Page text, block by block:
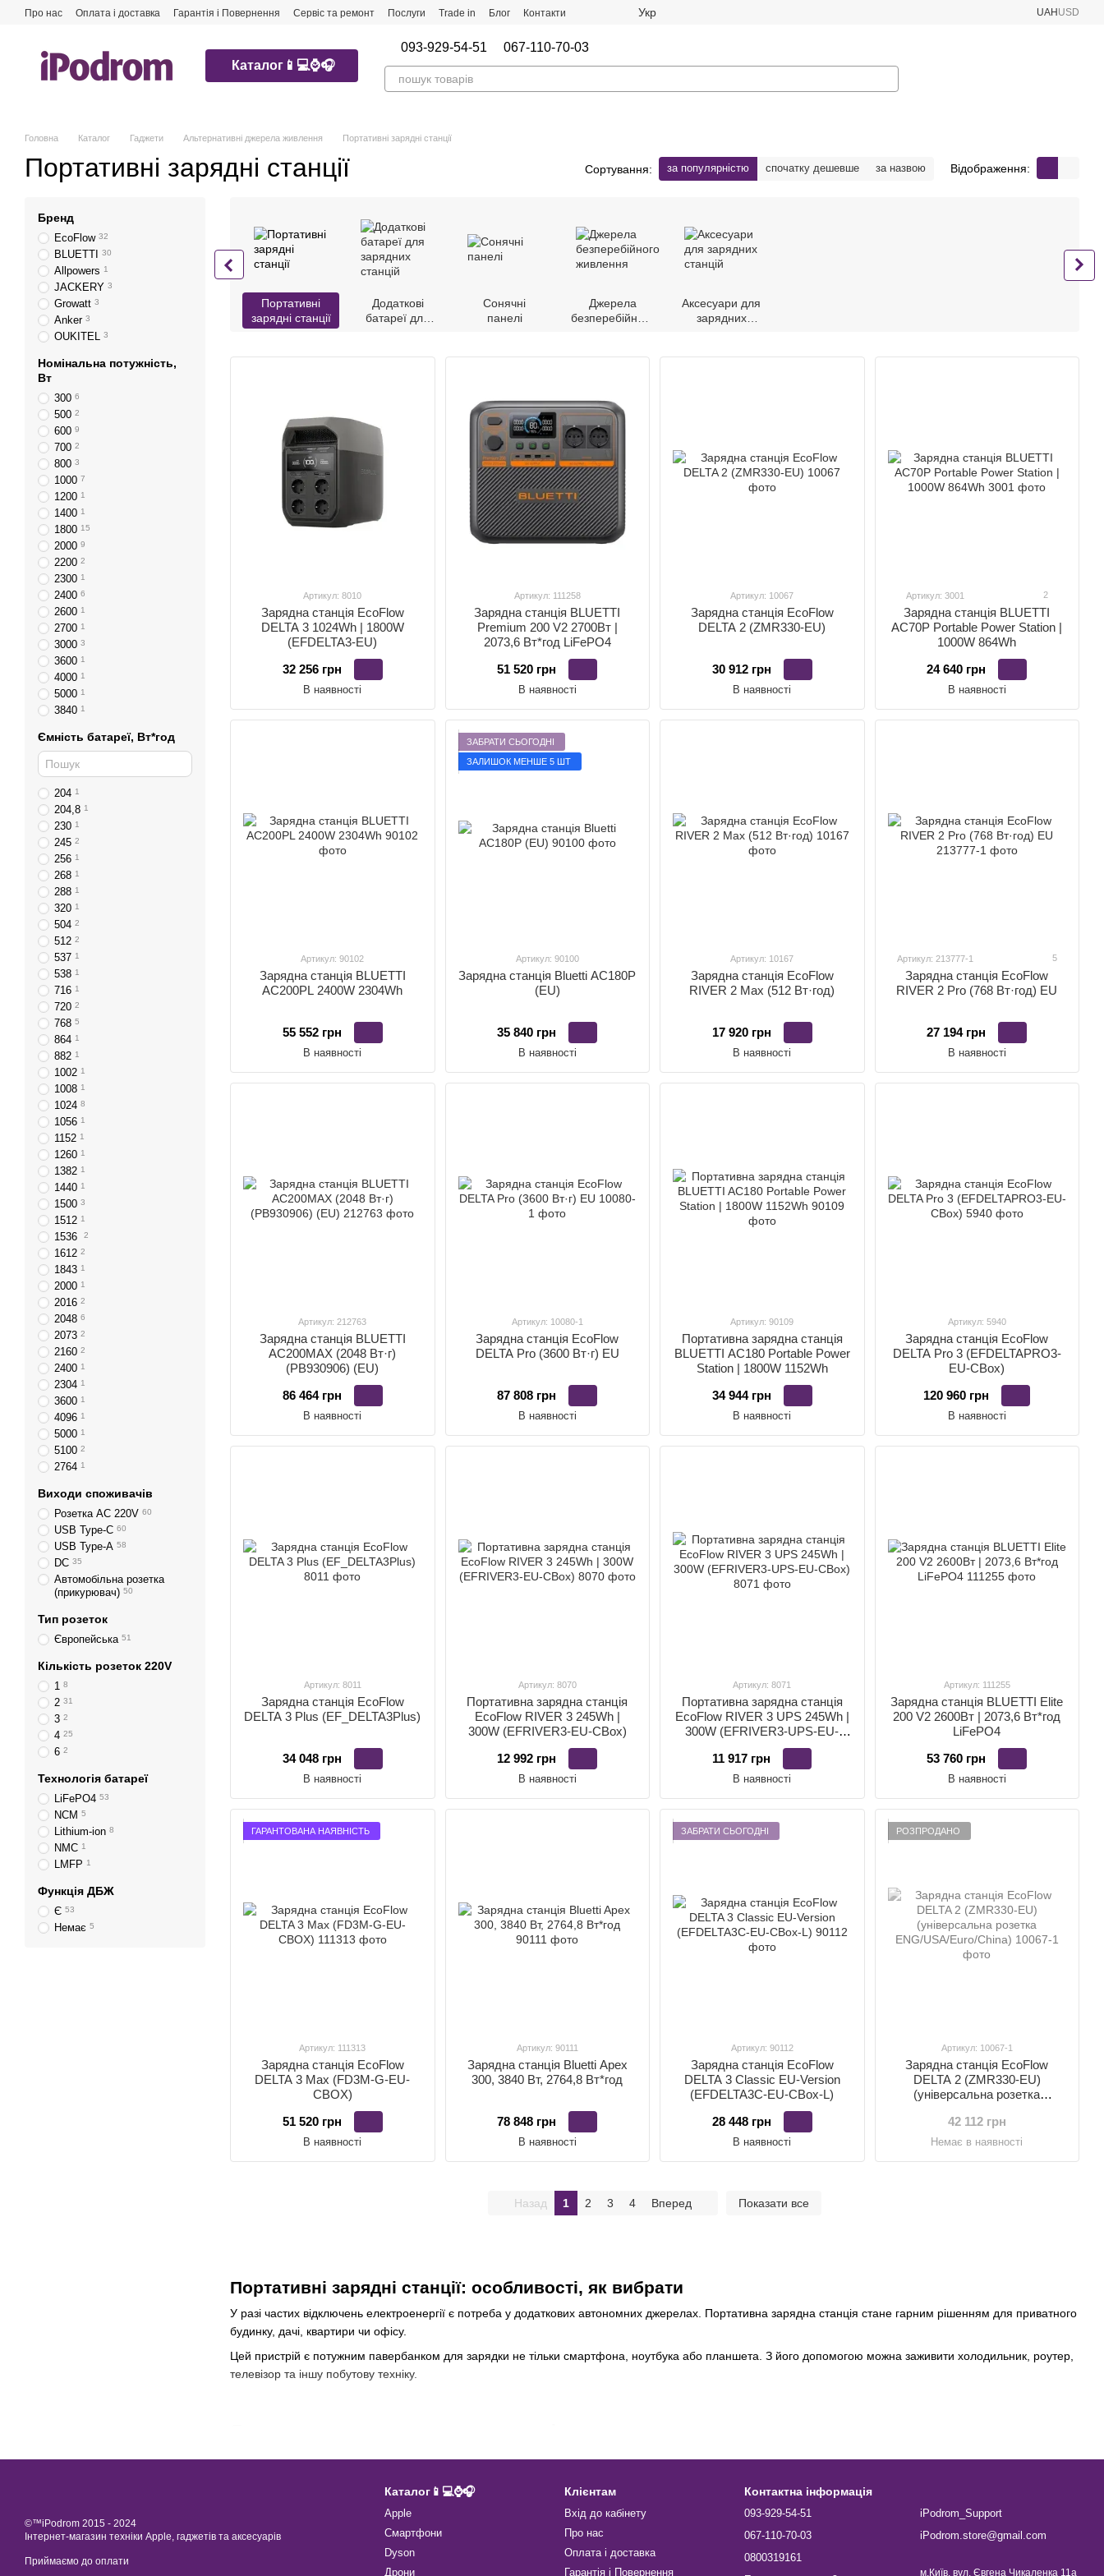
Перейти до основного контенту
Про нас Оплата і доставка Гарантія і Повернення Сервіс та ремонт Послуги Trade in Блог Контакти Укр UAH USD
Каталог📱💻⌚️🎧
093-929-54-51 067-110-70-03
Головна Каталог Гаджети Альтернативні джерела живлення Портативні зарядні станції
Портативні зарядні станції Сортування: за популярністю спочатку дешевше за назвою Відображення:
Портативні зарядні станції: особливості, як вибрати
У разі частих відключень електроенергії є потреба у додаткових автономних джерелах. Портативна зарядна станція стане гарним рішенням для приватного
будинку, дачі, квартири чи офісу.
Цей пристрій є потужним павербанком для зарядки не тільки смартфона, ноутбука або планшета. З його допомогою можна заживити холодильник, роутер,
телевізор та іншу побутову техніку.
Портативна зарядна станція для дому не займає багато місця та не псує повітря токсичними вихлопами на відміну від бензинових та дизельних
генераторів. Цей прилад не гуде, його легко переносити з місця на місце і ставити будь-де, оскільки він відрізняється компактними розмірами. Пристрій
можна брати із собою на природу, на відпочинок із наметами.
Портативні
зарядні станції
Додаткові
батареї для
Сонячні
панелі
Джерела
безперебійного
Аксесуари для
зарядних
Артикул: 8010
Зарядна станція EcoFlow
DELTA 3 1024Wh | 1800W
(EFDELTA3-EU)
32 256 грн
В наявності
Артикул: 111258
Зарядна станція BLUETTI
Premium 200 V2 2700Вт |
2073,6 Вт*год LiFePO4
51 520 грн
В наявності
Артикул: 10067
Зарядна станція EcoFlow
DELTA 2 (ZMR330-EU)
30 912 грн
В наявності
Артикул: 3001 2
Зарядна станція BLUETTI
AC70P Portable Power Station |
1000W 864Wh
24 640 грн
В наявності
Артикул: 90102
Зарядна станція BLUETTI
AC200PL 2400W 2304Wh
55 552 грн
В наявності
ЗАБРАТИ СЬОГОДНІ
ЗАЛИШОК МЕНШЕ 5 ШТ
Артикул: 90100
Зарядна станція Bluetti AC180P
(EU)
35 840 грн
В наявності
Артикул: 10167
Зарядна станція EcoFlow
RIVER 2 Max (512 Вт·год)
17 920 грн
В наявності
Артикул: 213777-1 5
Зарядна станція EcoFlow
RIVER 2 Pro (768 Вт·год) EU
27 194 грн
В наявності
Артикул: 212763
Зарядна станція BLUETTI
AC200MAX (2048 Вт·г)
(PB930906) (EU)
86 464 грн
В наявності
Артикул: 10080-1
Зарядна станція EcoFlow
DELTA Pro (3600 Вт·г) EU
87 808 грн
В наявності
Артикул: 90109
Портативна зарядна станція
BLUETTI AC180 Portable Power
Station | 1800W 1152Wh
34 944 грн
В наявності
Артикул: 5940
Зарядна станція EcoFlow
DELTA Pro 3 (EFDELTAPRO3-
EU-CBox)
120 960 грн
В наявності
Артикул: 8011
Зарядна станція EcoFlow
DELTA 3 Plus (EF_DELTA3Plus)
34 048 грн
В наявності
Артикул: 8070
Портативна зарядна станція
EcoFlow RIVER 3 245Wh |
300W (EFRIVER3-EU-CBox)
12 992 грн
В наявності
Артикул: 8071
Портативна зарядна станція
EcoFlow RIVER 3 UPS 245Wh |
300W (EFRIVER3-UPS-EU-
11 917 грн
В наявності
Артикул: 111255
Зарядна станція BLUETTI Elite
200 V2 2600Вт | 2073,6 Вт*год
LiFePO4
53 760 грн
В наявності
ГАРАНТОВАНА НАЯВНІСТЬ
Артикул: 111313
Зарядна станція EcoFlow
DELTA 3 Max (FD3M-G-EU-
CBOX)
51 520 грн
В наявності
Артикул: 90111
Зарядна станція Bluetti Apex
300, 3840 Вт, 2764,8 Вт*год
78 848 грн
В наявності
ЗАБРАТИ СЬОГОДНІ
Артикул: 90112
Зарядна станція EcoFlow
DELTA 3 Classic EU-Version
(EFDELTA3C-EU-CBox-L)
28 448 грн
В наявності
РОЗПРОДАНО
Артикул: 10067-1
Зарядна станція EcoFlow
DELTA 2 (ZMR330-EU)
(універсальна розетка
42 112 грн
Немає в наявності
Назад 1 2 3 4 Вперед Показати все
Бренд
EcoFlow 32
BLUETTI 30
Allpowers 1
JACKERY 3
Growatt 3
Anker 3
OUKITEL 3
Номінальна потужність,
Вт
300 6
500 2
600 9
700 2
800 3
1000 7
1200 1
1400 1
1800 15
2000 9
2200 2
2300 1
2400 6
2600 1
2700 1
3000 3
3600 1
4000 1
5000 1
3840 1
Ємність батареї, Вт*год
204 1
204,8 1
230 1
245 2
256 1
268 1
288 1
320 1
504 2
512 2
537 1
538 1
716 1
720 2
768 5
864 1
882 1
1002 1
1008 1
1024 8
1056 1
1152 1
1260 1
1382 1
1440 1
1500 3
1512 1
1536 2
1612 2
1843 1
2000 1
2016 2
2048 6
2073 2
2160 2
2400 1
2304 1
3600 1
4096 1
5000 1
5100 2
2764 1
Виходи споживачів
Розетка AC 220V 60
USB Type-C 60
USB Type-A 58
DC 35
Автомобільна розетка
(прикурювач) 50
Тип розеток
Європейська 51
Кількість розеток 220V
1 8
2 31
3 2
4 25
6 2
Технологія батареї
LiFePO4 53
NCM 5
Lithium-ion 8
NMC 1
LMFP 1
Функція ДБЖ
Є 53
Немає 5
©™iPodrom 2015 - 2024
Інтернет-магазин техніки Apple, гаджетів та аксесуарів
Приймаємо до оплати
Каталог📱💻⌚️🎧
Apple
Смартфони
Dyson
Дрони
Клієнтам
Вхід до кабінету
Про нас
Оплата і доставка
Гарантія і Повернення
Контактна інформація
093-929-54-51
067-110-70-03
0800319161
iPodrom_Support
iPodrom.store@gmail.com
м.Київ, вул. Євгена Чикаленка 11а